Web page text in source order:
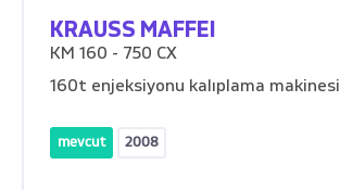
KRAUSS MAFFEI
KM 160 - 750 CX
160t enjeksiyonu kalıplama makinesi
mevcut 2008